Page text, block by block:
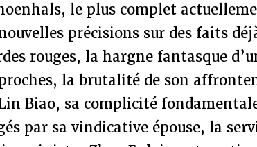
le plus complet
précisions sur des faits
rouges, la hargne fantasque
la brutalité de son
Biao, sa complicité
par sa vindicative épouse, la